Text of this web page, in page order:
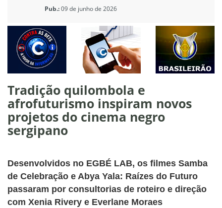
Pub.:09 de junho de 2026
Tradição quilombola e
afrofuturismo inspiram novos
projetos do cinema negro
sergipano
Desenvolvidos no EGBÉ LAB, os filmes Samba
de Celebração e Abya Yala: Raízes do Futuro
passaram por consultorias de roteiro e direção
com Xenia Rivery e Everlane Moraes